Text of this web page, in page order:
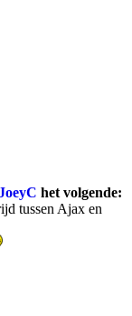
het volgende:
tussen Ajax en